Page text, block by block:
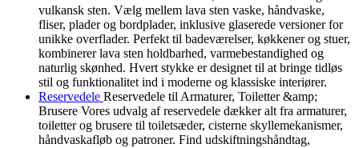
vulkansk sten. Vælg mellem lava sten vaske, håndvaske,
fliser, plader og bordplader, inklusive glaserede versioner for
unikke overflader. Perfekt til badeværelser, køkkener og stuer,
kombinerer lava sten holdbarhed, varmebestandighed og
naturlig skønhed. Hvert stykke er designet til at bringe tidløs
stil og funktionalitet ind i moderne og klassiske interiører.
Reservedele Reservedele til Armaturer, Toiletter &amp;
Brusere Vores udvalg af reservedele dækker alt fra armaturer,
toiletter og brusere til toiletsæder, cisterne skyllemekanismer,
håndvaskafløb og patroner. Find udskiftningshåndtag,